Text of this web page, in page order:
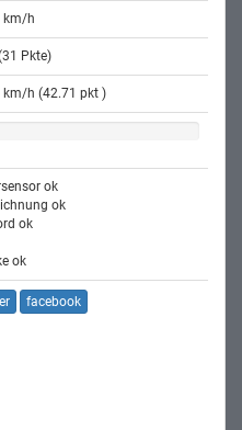
km/h
Pkte)
km/h (42.71 pkt )
ok
ok
ok
ok
facebook